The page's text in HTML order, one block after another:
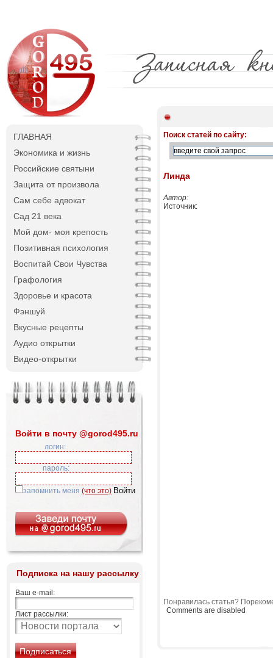
ГЛАВНАЯ
Экономика и жизнь
Российские святыни
Защита от произвола
Сам себе адвокат
Сад 21 века
Мой дом- моя крепость
Позитивная психология
Воспитай Свои Чувства
Графология
Здоровье и красота
Фэншуй
Вкусные рецепты
Аудио открытки
Видео-открытки
Войти в почту @gorod495.ru
логин:
пароль:
запомнить меня (что это)
Подписка на нашу рассылку
Ваш e-mail:
Лист рассылки:
Поиск статей по сайту:
Линда
Автор:
Источник:
Понравилась статья?
Comments are disabled